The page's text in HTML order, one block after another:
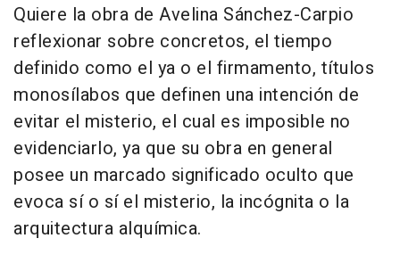
Quiere la obra de Avelina Sánchez-Carpio
reflexionar sobre concretos, el tiempo
definido como el ya o el firmamento, títulos
monosílabos que definen una intención de
evitar el misterio, el cual es imposible no
evidenciarlo, ya que su obra en general
posee un marcado significado oculto que
evoca sí o sí el misterio, la incógnita o la
arquitectura alquímica.